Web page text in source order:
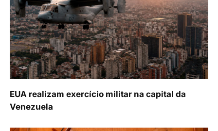
EUA realizam exercício militar na capital da
Venezuela